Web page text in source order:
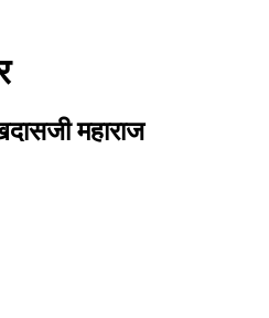
महाराज